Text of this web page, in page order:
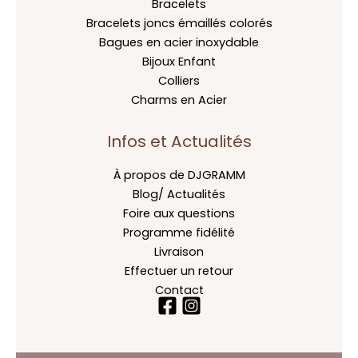
Bracelets
Bracelets joncs émaillés colorés
Bagues en acier inoxydable
Bijoux Enfant
Colliers
Charms en Acier
Infos et Actualités
À propos de DJGRAMM
Blog/ Actualités
Foire aux questions
Programme fidélité
Livraison
Effectuer un retour
Contact